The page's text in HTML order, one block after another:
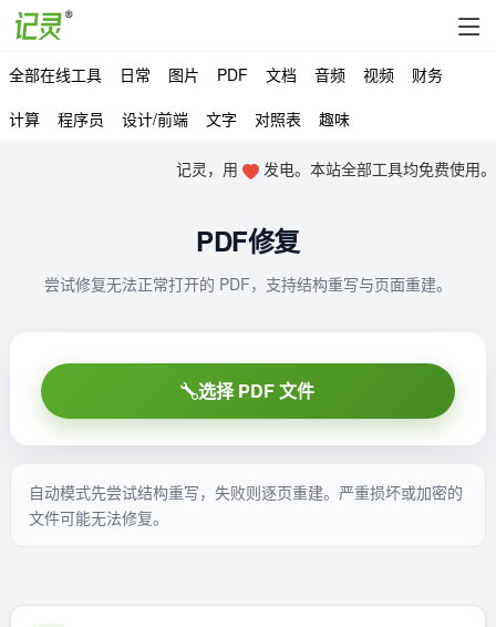
全部在线工具 日常 图片 PDF 文档 音频 视频
财务
计算
程序员 设计/前端 文字 对照表 趣味
记灵，用 发电。本站全部工具均免费使用。
PDF修复
尝试修复无法正常打开的 PDF，支持结构重写与页面重建。
选择 PDF 文件
自动模式先尝试结构重写，失败则逐页重建。严重损坏或加密的
文件可能无法修复。